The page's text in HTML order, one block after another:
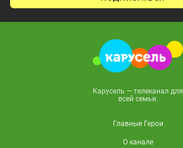
Карусель — телеканал для
всей семьи.
Главные Герои
О канале